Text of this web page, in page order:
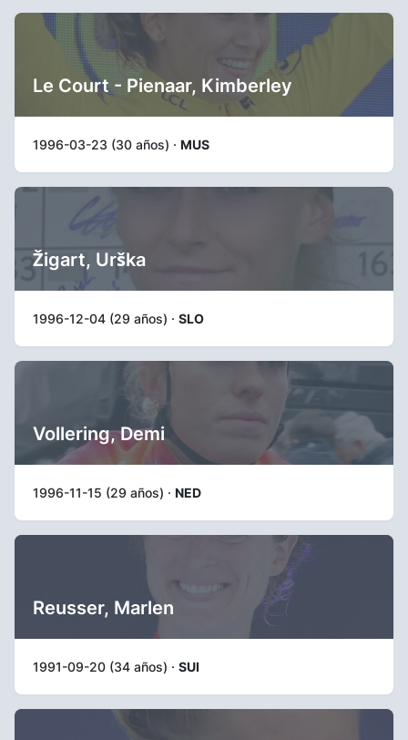
Le Court - Pienaar, Kimberley
1996-03-23 (30 años) · MUS
Žigart, Urška
1996-12-04 (29 años) · SLO
Vollering, Demi
1996-11-15 (29 años) · NED
Reusser, Marlen
1991-09-20 (34 años) · SUI